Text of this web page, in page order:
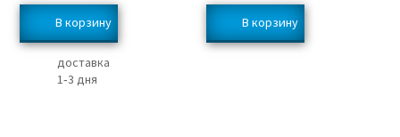
доставка
1‑3 дня